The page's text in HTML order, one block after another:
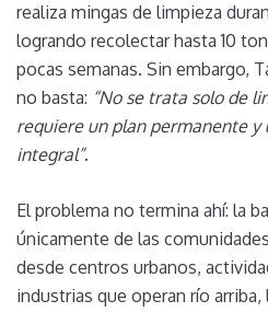
realiza mingas de limpieza
logrando recolectar hasta 10
pocas semanas. Sin embargo,
no basta: “No se trata solo de
requiere un plan permanente y
integral”.
El problema no termina ahí: la
únicamente de las
desde centros urbanos,
industrias que operan río